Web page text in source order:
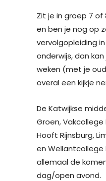
Zit je in groep 7
en ben je nog op
vervolgopleiding
onderwijs, dan
weken (met je
overal een kijkje
De Katwijkse
Groen, Vakcollege
Hooft Rijnsburg,
en Wellantcollege
allemaal de
dag/open avond.